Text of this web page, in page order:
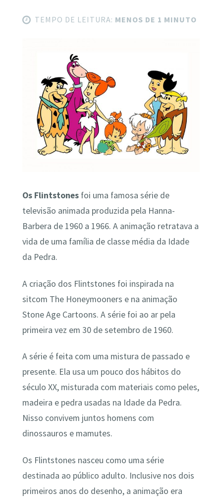
TEMPO DE LEITURA: MENOS DE 1 MINUTO
Os Flintstonesfoi uma famosa série de
televisão animada produzida pela Hanna-
Barbera de 1960 a 1966. A animação retratava a
vida de uma família de classe média da Idade
da Pedra.
A criação dos Flintstones foi inspirada na
sitcom The Honeymooners e na animação
Stone Age Cartoons. A série foi ao ar pela
primeira vez em 30 de setembro de 1960.
A série é feita com uma mistura de passado e
presente. Ela usa um pouco dos hábitos do
século XX, misturada com materiais como peles,
madeira e pedra usadas na Idade da Pedra.
Nisso convivem juntos homens com
dinossauros e mamutes.
Os Flintstones nasceu como uma série
destinada ao público adulto. Inclusive nos dois
primeiros anos do desenho, a animação era